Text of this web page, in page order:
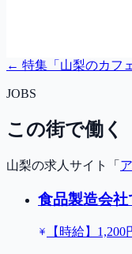
← 特集「 山梨のカフ
JOBS
この街で働く
山梨の求人サイト「
食品製造会
【時給】1,200